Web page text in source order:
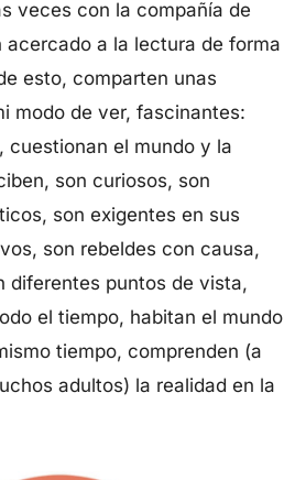
veces con la compañía de
acercado a la lectura de forma
esto, comparten unas
modo de ver, fascinantes:
cuestionan el mundo y la
son curiosos, son
son exigentes en sus
son rebeldes con causa,
diferentes puntos de vista,
el tiempo, habitan el mundo
tiempo, comprenden (a
adultos) la realidad en la